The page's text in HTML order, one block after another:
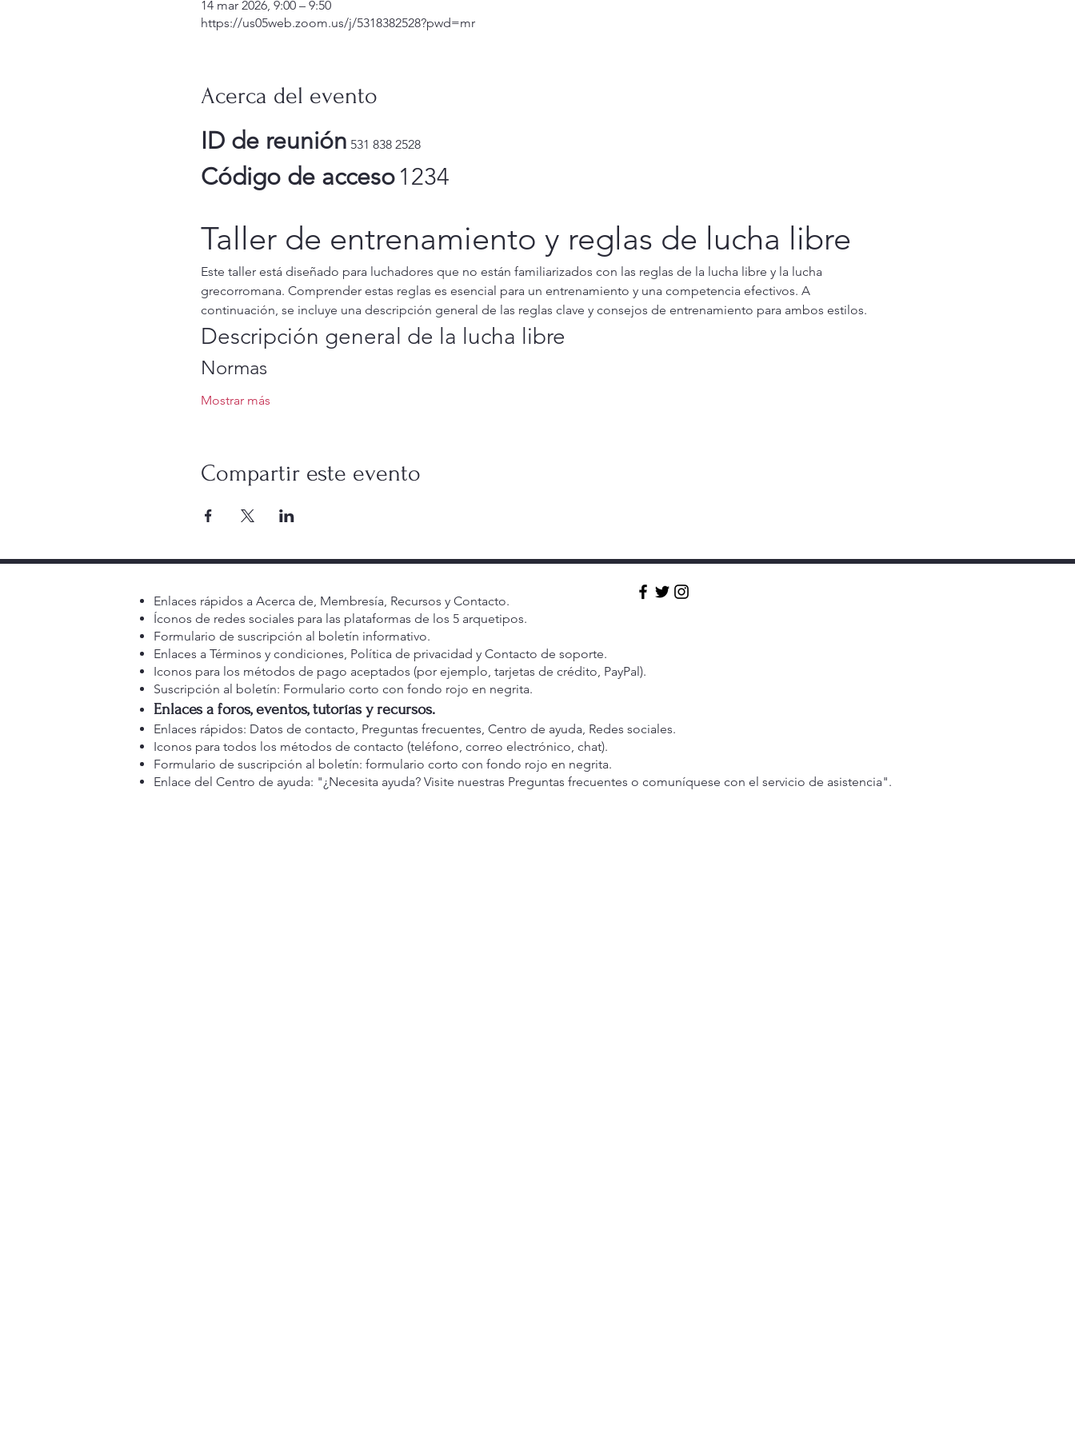
14 mar 2026, 9:00 – 9:50
https://us05web.zoom.us/j/5318382528?pwd=mr
Acerca del evento
ID de reunión 531 838 2528
Código de acceso 1234
Taller de entrenamiento y reglas de lucha libre
Este taller está diseñado para luchadores que no están familiarizados con las reglas de la lucha libre y la lucha
grecorromana. Comprender estas reglas es esencial para un entrenamiento y una competencia efectivos. A
continuación, se incluye una descripción general de las reglas clave y consejos de entrenamiento para ambos estilos.
Descripción general de la lucha libre
Normas
Mostrar más
Compartir este evento
Enlaces rápidos a Acerca de, Membresía, Recursos y Contacto.
Íconos de redes sociales para las plataformas de los 5 arquetipos.
Formulario de suscripción al boletín informativo.
Enlaces a Términos y condiciones, Política de privacidad y Contacto de soporte.
Iconos para los métodos de pago aceptados (por ejemplo, tarjetas de crédito, PayPal).
Suscripción al boletín: Formulario corto con fondo rojo en negrita.
Enlaces a foros, eventos, tutorías y recursos.
Enlaces rápidos: Datos de contacto, Preguntas frecuentes, Centro de ayuda, Redes sociales.
Iconos para todos los métodos de contacto (teléfono, correo electrónico, chat).
Formulario de suscripción al boletín: formulario corto con fondo rojo en negrita.
Enlace del Centro de ayuda: "¿Necesita ayuda? Visite nuestras Preguntas frecuentes o comuníquese con el servicio de asistencia".